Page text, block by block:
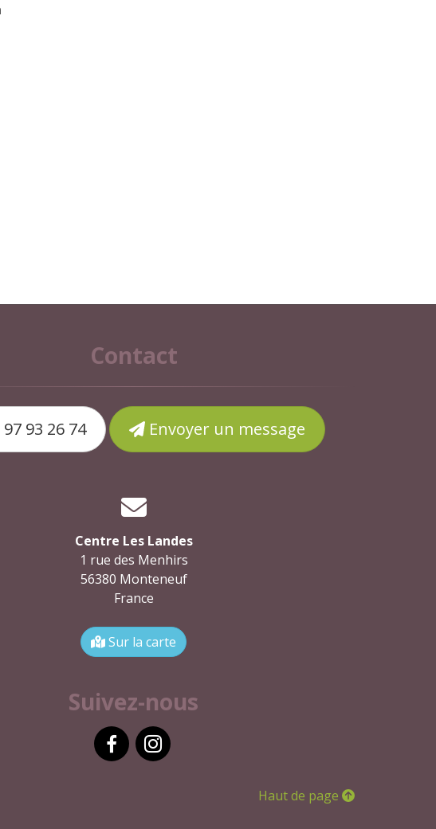
Contact
93 26 74 Envoyer un message
Centre Les Landes
1 rue des Menhirs
56380 Monteneuf
France
Sur la carte
Suivez-nous
Haut de page